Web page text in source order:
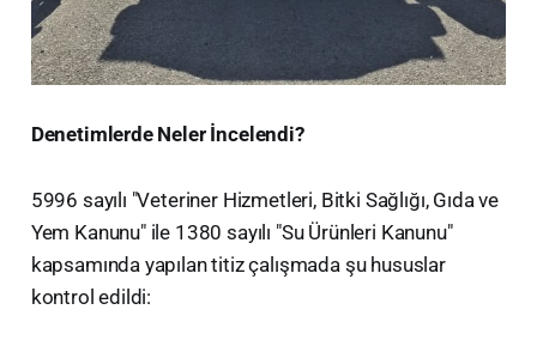
Denetimlerde Neler İncelendi?
​5996 sayılı "Veteriner Hizmetleri, Bitki Sağlığı, Gıda ve
Yem Kanunu" ile 1380 sayılı "Su Ürünleri Kanunu"
kapsamında yapılan titiz çalışmada şu hususlar
kontrol edildi: